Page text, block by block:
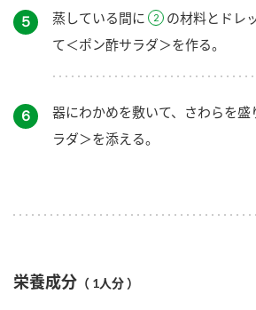
５ 蒸している間に
の材料とドレ
て＜ポン酢サラダ＞を作る。
６ 器にわかめを敷いて、さわらを盛
ラダ＞を添える。
栄養成分 （ 1人分 ）